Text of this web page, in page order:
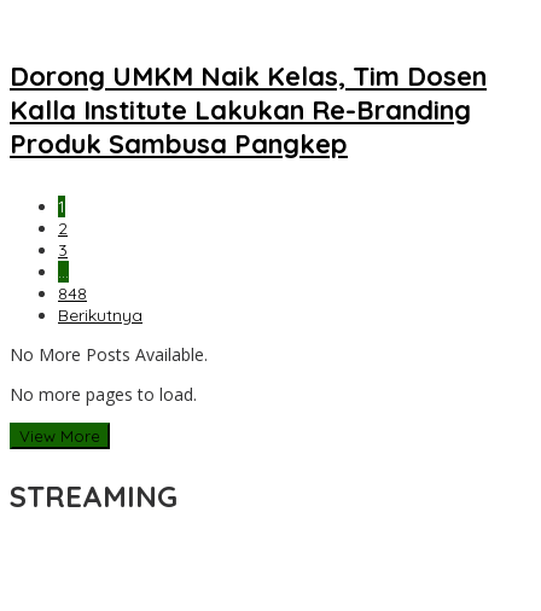
Dorong UMKM Naik Kelas, Tim Dosen
Kalla Institute Lakukan Re-Branding
Produk Sambusa Pangkep
1
2
3
…
848
Berikutnya
No More Posts Available.
No more pages to load.
View More
STREAMING